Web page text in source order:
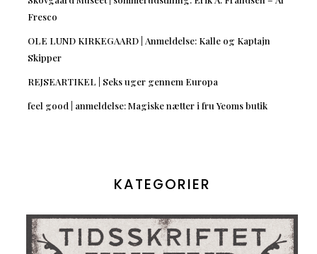
Fresco
OLE LUND KIRKEGAARD | Anmeldelse: Kalle og Kaptajn
Skipper
REJSEARTIKEL | Seks uger gennem Europa
feel good | anmeldelse: Magiske nætter i fru Yeoms butik
KATEGORIER